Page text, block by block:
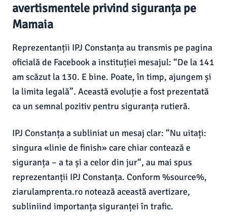
avertismentele privind siguranța pe
Mamaia
Reprezentanții IPJ Constanța au transmis pe pagina
oficială de Facebook a instituției mesajul: “De la 141
am scăzut la 130. E bine. Poate, în timp, ajungem și
la limita legală”. Această evoluție a fost prezentată
ca un semnal pozitiv pentru siguranța rutieră.
IPJ Constanța a subliniat un mesaj clar: “Nu uitați:
singura «linie de finish» care chiar contează e
siguranța – a ta și a celor din jur“, au mai spus
reprezentanții IPJ Constanța. Conform %source%,
ziarulamprenta.ro notează această avertizare,
subliniind importanța siguranței în trafic.